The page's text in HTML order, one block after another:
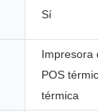
Sí
Impresora
POS
térmica